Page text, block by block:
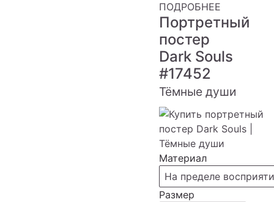
ПОДРОБНЕЕ
Портретный
постер
Dark Souls
#17452
Тёмные души
Материал
На пределе
Размер